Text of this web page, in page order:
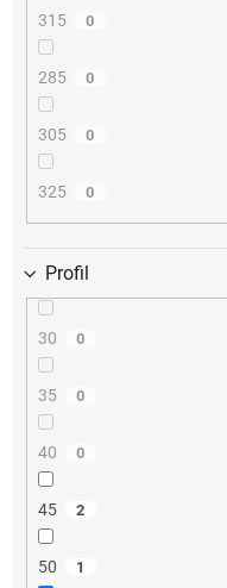
315 0
285 0
305 0
325 0
Profil
30 0
35 0
40 0
45 2
50 1